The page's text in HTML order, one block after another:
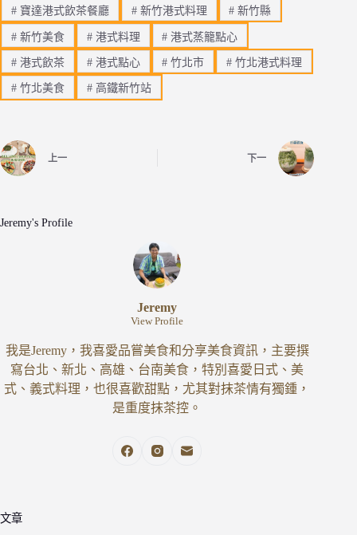
#寶達港式飲茶餐廳 #新竹港式料理 # 新竹縣
#新竹美食 #港式料理 # 港式蒸籠點心
#港式飲茶 #港式點心 # 竹北市 # 竹北港式料理
#竹北美食 #高鐵新竹站
上一 下一
Jeremy's Profile
Jeremy
View Profile
我是Jeremy，我喜愛品嘗美食和分享美食資訊，主要撰
寫台北、新北、高雄、台南美食，特別喜愛日式、美
式、義式料理，也很喜歡甜點，尤其對抹茶情有獨鍾，
是重度抹茶控。
文章